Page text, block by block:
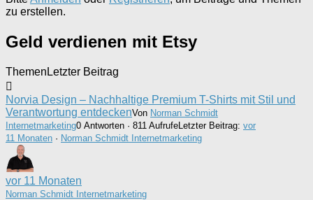
zu erstellen.
Geld verdienen mit Etsy
Themen Letzter Beitrag
Norvia Design – Nachhaltige Premium T-Shirts mit Stil und
Verantwortung entdeckenVon Norman Schmidt
Internetmarketing0 Antworten · 811 AufrufeLetzter Beitrag: vor
11 Monaten · Norman Schmidt Internetmarketing
vor 11 Monaten
Norman Schmidt Internetmarketing